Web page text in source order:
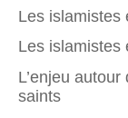
Les islamistes
Les islamistes
L’enjeu
saints